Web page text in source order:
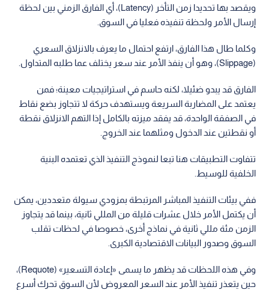
ويقصد بها تحديدا زمن التأخر (Latency)، أي الفارق الزمني بين لحظة
إرسال الأمر ولحظة تنفيذه فعليا في السوق.
وكلما طال هذا الفارق، ارتفع احتمال ما يعرف بالانزلاق السعري
(Slippage)، وهو أن ينفذ الأمر عند سعر يختلف عما طلبه المتداول.
الفارق قد يبدو ضئيلا، لكنه حاسم في استراتيجيات معينة؛ فمن
يعتمد على المضاربة السريعة ويستهدف حركة لا تتجاوز بضع نقاط
في الصفقة الواحدة، قد يفقد ميزته بالكامل إذا التهم الانزلاق نقطة
أو نقطتين عند الدخول ومثلهما عند الخروج.
تتفاوت التطبيقات هنا تبعا لنموذج التنفيذ الذي تعتمده البنية
الخلفية للوسيط.
ففي بيئات التنفيذ المباشر المرتبطة بمزودي سيولة متعددين، يمكن
أن يكتمل الأمر خلال عشرات قليلة من المللي ثانية، بينما قد يتجاوز
الزمن مئة مللي ثانية في نماذج أخرى، خصوصا في لحظات تقلب
السوق وصدور البيانات الاقتصادية الكبرى.
وفي هذه اللحظات قد يظهر ما يسمى «إعادة التسعير» (Requote)،
حين يتعذر تنفيذ الأمر عند السعر المعروض لأن السوق تحرك أسرع